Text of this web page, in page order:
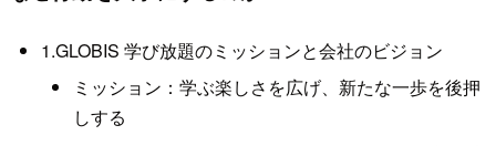
1.GLOBIS 学び放題のミッションと会社のビジョン
ミッション：学ぶ楽しさを広げ、新たな一歩を後押
しする